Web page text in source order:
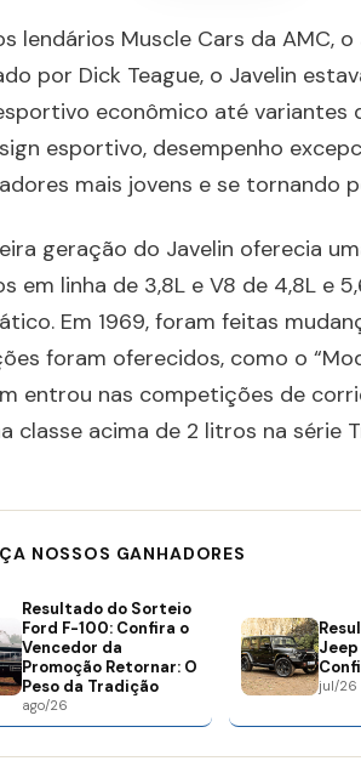
lendários Muscle Cars da AMC,
por Dick Teague, o Javelin
econômico até variantes
esportivo, desempenho
mais jovens e se tornando
geração do Javelin oferecia
em linha de 3,8L e V8 de 4,8L e
Em 1969, foram feitas
foram oferecidos, como o
entrou nas competições de
classe acima de 2 litros na série
NOSSOS GANHADORES
Resultado do Sorteio
Ford F-100: Confira o
Vencedor da
Promoção Retornar: O
Peso da Tradição
ago/26
Jeep
jul/26